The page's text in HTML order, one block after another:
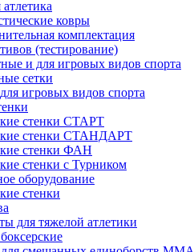
ковры
комплектация
(тестирование)
и для игровых видов спорта
сетки
игровых видов спорта
стенки СТАРТ
стенки СТАНДАРТ
стенки ФАН
стенки с Турником
оборудование
стенки
для тяжелой атлетики